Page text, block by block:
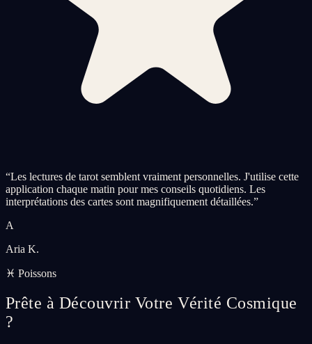
“Les lectures de tarot semblent vraiment personnelles. J'utilise cette
application chaque matin pour mes conseils quotidiens. Les
interprétations des cartes sont magnifiquement détaillées.”
A
Aria K.
♓ Poissons
Prête à Découvrir Votre Vérité Cosmique
?